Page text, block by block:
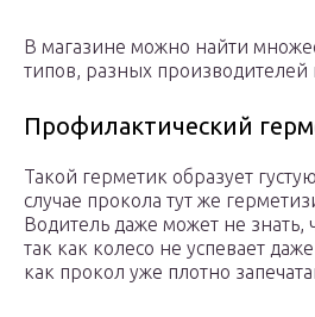
В магазине можно найти
типов, разных производителей
Профилактический
Такой герметик образует
случае прокола тут же
Водитель даже может не знать,
так как колесо не успевает
как прокол уже плотно